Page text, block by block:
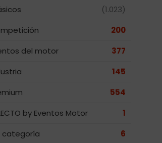
(1.023)
200
del motor
377
145
554
by Eventos Motor
1
categoría
6